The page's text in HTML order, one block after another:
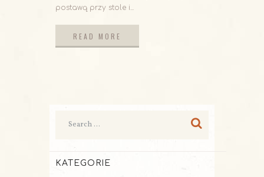
postawą przy stole i...
READ MORE
KATEGORIE